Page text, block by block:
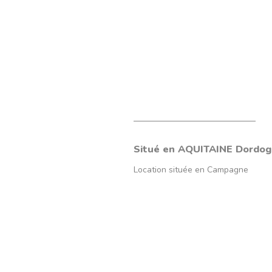
Situé en AQUITAINE
Location située en Campagne